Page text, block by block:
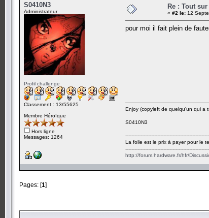
S0410N3
Administrateur
Profil challenge
Classement : 13/55625
Membre Héroïque
Hors ligne
Messages: 1264
Re : Tout
« #2 le: 12
pour moi il fait plein de
Enjoy (copyleft de quelqu'un qui a
S0410N3
La folie est le prix à payer pour le
http://forum.hardware.fr/hfr/
Pages: [1]